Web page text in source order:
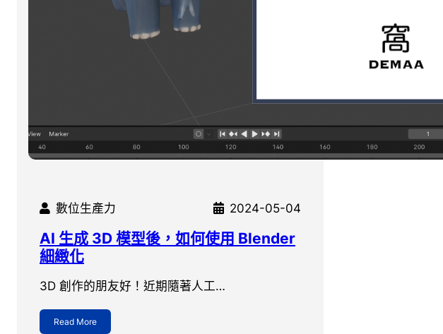
數位生產力 2024-05-04
AI 生成 3D 模型後，如何使用 Blender
細緻化
3D 創作的朋友好！近期隨著人工…
Read More